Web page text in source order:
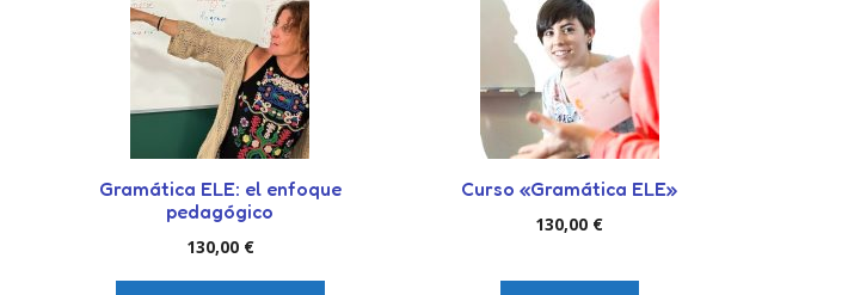
Gramática ELE: el enfoque
pedagógico
130,00 €
Curso «Gramática ELE»
130,00 €